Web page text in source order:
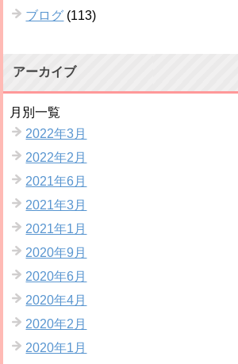
ブログ (113)
アーカイブ
月別一覧
2022年3月
2022年2月
2021年6月
2021年3月
2021年1月
2020年9月
2020年6月
2020年4月
2020年2月
2020年1月